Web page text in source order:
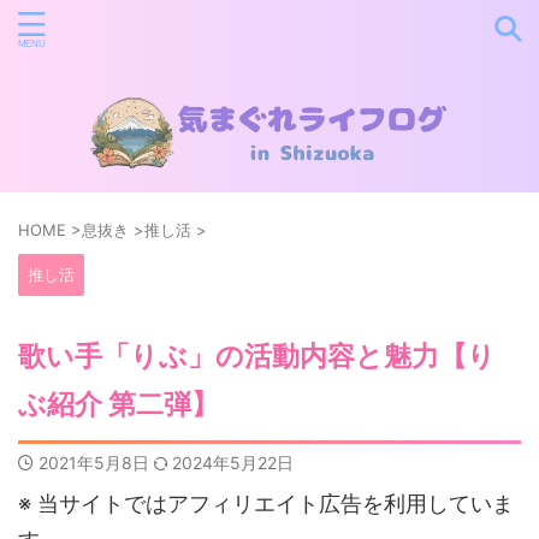
HOME >息抜き >推し活 >
推し活
歌い手「りぶ」の活動内容と魅力【り
ぶ紹介 第二弾】
2021年5月8日 2024年5月22日
※ 当サイトではアフィリエイト広告を利用していま